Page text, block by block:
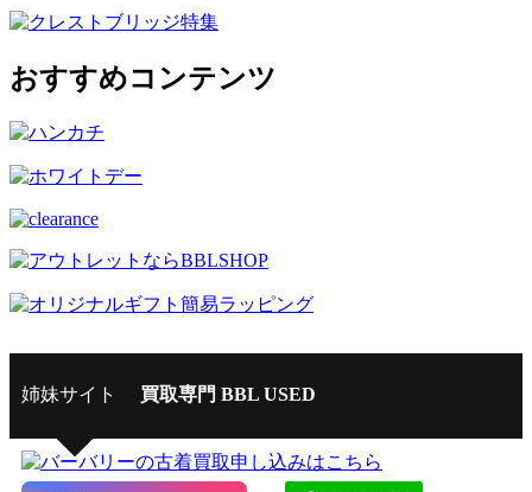
おすすめコンテンツ
姉妹サイト 買取専門 BBL USED